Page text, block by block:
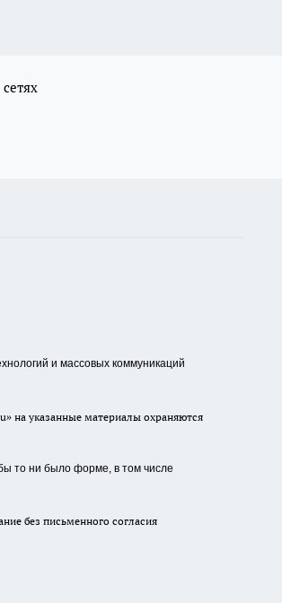
и массовых коммуникаций
на указанные материалы охраняются
то ни было форме, в том числе
без письменного согласия